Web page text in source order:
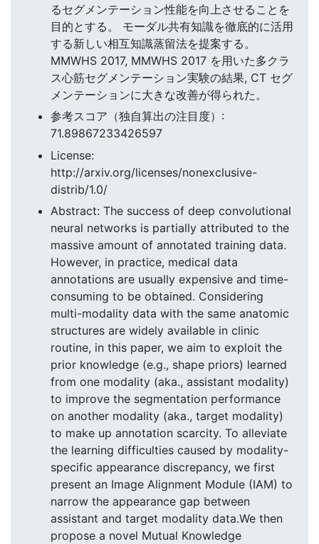
るセグメンテーション性能を向上させることを
目的とする。 モーダル共有知識を徹底的に活用
する新しい相互知識蒸留法を提案する。
MMWHS 2017, MMWHS 2017 を用いた多クラ
ス心筋セグメンテーション実験の結果, CT セグ
メンテーションに大きな改善が得られた。
参考スコア（独自算出の注目度）:
71.89867233426597
License:
http://arxiv.org/licenses/nonexclusive-
distrib/1.0/
Abstract: The success of deep convolutional
neural networks is partially attributed to the
massive amount of annotated training data.
However, in practice, medical data
annotations are usually expensive and time-
consuming to be obtained. Considering
multi-modality data with the same anatomic
structures are widely available in clinic
routine, in this paper, we aim to exploit the
prior knowledge (e.g., shape priors) learned
from one modality (aka., assistant modality)
to improve the segmentation performance
on another modality (aka., target modality)
to make up annotation scarcity. To alleviate
the learning difficulties caused by modality-
specific appearance discrepancy, we first
present an Image Alignment Module (IAM) to
narrow the appearance gap between
assistant and target modality data.We then
propose a novel Mutual Knowledge